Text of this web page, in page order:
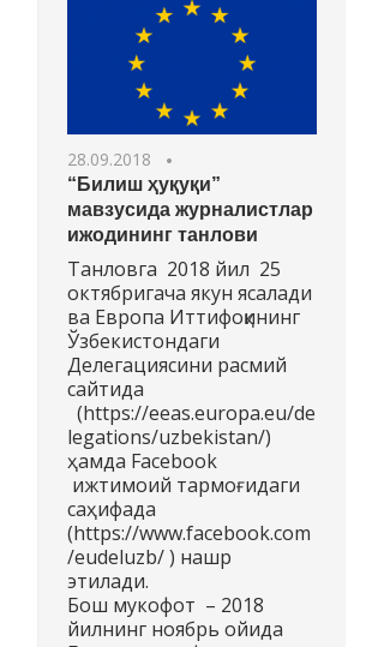
28.09.2018
“Билиш ҳуқуқи”
мавзусида журналистлар
ижодининг танлови
Танловга 2018 йил 25
октябригача якун ясалади
ва Европа Иттифоқининг
Ўзбекистондаги
Делегациясини расмий
сайтида
(https://eeas.europa.eu/de
legations/uzbekistan/)
ҳамда Facebook
ижтимоий тармоғидаги
саҳифада
(https://www.facebook.com
/eudeluzb/ ) нашр
этилади.
Бош мукофот – 2018
йилнинг ноябрь ойида